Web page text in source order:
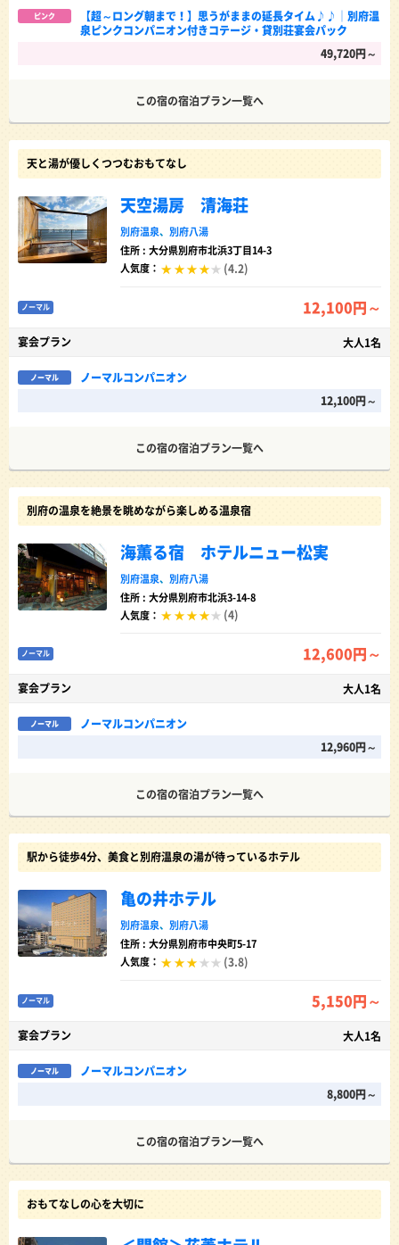
ピンク
【超～ロング朝まで！】思うがままの延長タイム♪♪│別府温
泉ピンクコンパニオン付きコテージ・貸別荘宴会パック
49,720円～
この宿の宿泊プラン一覧へ
天と湯が優しくつつむおもてなし
天空湯房 清海荘
別府温泉、 別府八湯
住所 : 大分県別府市北浜3丁目14-3
人気度：
(4.2)
ノーマル 12,100円～
宴会プラン 大人1名
ノーマル
ノーマルコンパニオン
12,100円～
この宿の宿泊プラン一覧へ
別府の温泉を絶景を眺めながら楽しめる温泉宿
海薫る宿 ホテルニュー松実
別府温泉、 別府八湯
住所 : 大分県別府市北浜3-14-8
人気度：
(4)
ノーマル 12,600円～
宴会プラン 大人1名
ノーマル
ノーマルコンパニオン
12,960円～
この宿の宿泊プラン一覧へ
駅から徒歩4分、美食と別府温泉の湯が待っているホテル
亀の井ホテル
別府温泉、 別府八湯
住所 : 大分県別府市中央町5-17
人気度：
(3.8)
ノーマル 5,150円～
宴会プラン 大人1名
ノーマル
ノーマルコンパニオン
8,800円～
この宿の宿泊プラン一覧へ
おもてなしの心を大切に